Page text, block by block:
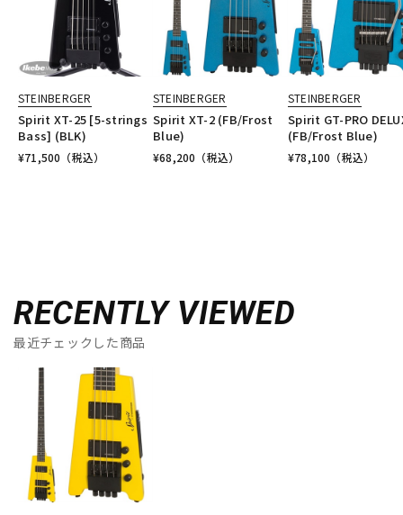
STEINBERGER
Spirit XT-25 [5-strings
Bass] (BLK)
¥71,500 （税込）
STEINBERGER
Spirit XT-2 (FB/Frost
Blue)
¥68,200 （税込）
STEINBERGER
Spirit GT-PRO
(FB/Frost Blue)
¥78,100 （税込）
RECENTLY VIEWED
最近チェックした商品